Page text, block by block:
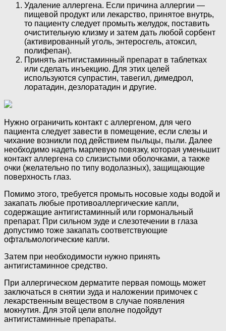
Удаление аллергена. Если причина аллергии —
пищевой продукт или лекарство, принятое внутрь,
то пациенту следует промыть желудок, поставить
очистительную клизму и затем дать любой сорбент
(активированный уголь, энтеросгель, атоксил,
полифепан).
Принять антигистаминный препарат в таблетках
или сделать инъекцию. Для этих целей
используются супрастин, тавегил, димедрол,
лоратадин, дезлоратадин и другие.
Нужно ограничить контакт с аллергеном, для чего
пациента следует завести в помещение, если слезы и
чихание возникли под действием пыльцы, пыли. Далее
необходимо надеть марлевую повязку, которая уменьшит
контакт аллергена со слизистыми оболочками, а также
очки (желательно по типу водолазных), защищающие
поверхность глаз.
Помимо этого, требуется промыть носовые ходы водой и
закапать любые противоаллергические капли,
содержащие антигистаминный или гормональный
препарат. При сильном зуде и слезотечении в глаза
допустимо тоже закапать соответствующие
офтальмологические капли.
Затем при необходимости нужно принять
антигистаминное средство.
При аллергическом дерматите первая помощь может
заключаться в снятии зуда и наложении примочек с
лекарственным веществом в случае появления
мокнутия. Для этой цели вполне подойдут
антигистаминные препараты.